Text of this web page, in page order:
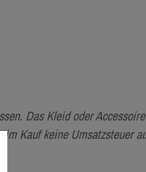
Das Kleid oder
Kauf keine Umsatzsteuer